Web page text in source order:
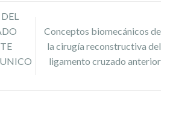
Conceptos biomecánicos de
la cirugía reconstructiva del
ligamento cruzado anterior